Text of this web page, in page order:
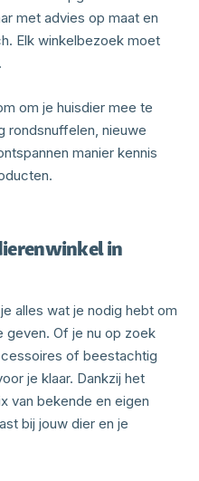
met advies op maat en
Elk winkelbezoek moet
om je huisdier mee te
rondsnuffelen, nieuwe
manier kennis
in
alles wat je nodig hebt om
geven. Of je nu op zoek
of beestachtig
je klaar. Dankzij het
van bekende en eigen
bij jouw dier en je